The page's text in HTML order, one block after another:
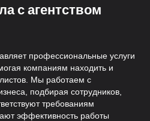
с агентством
профессиональные услуги
компаниям находить и
Мы работаем с
подбирая сотрудников,
требованиям
эффективность работы